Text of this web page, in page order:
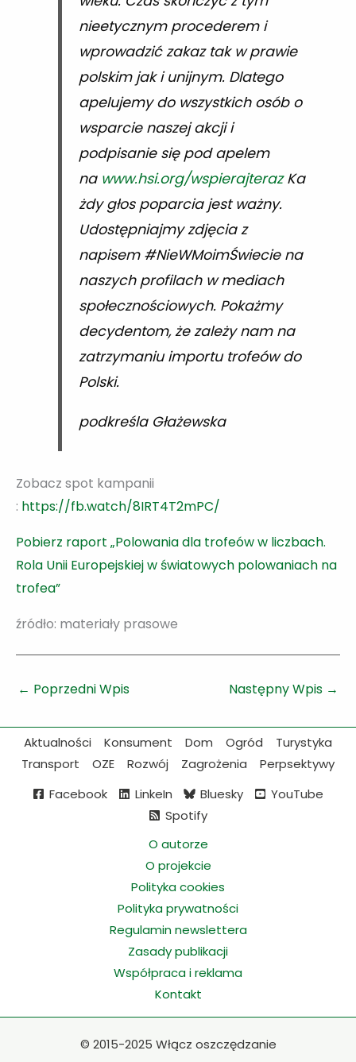
nieetycznym procederem i
wprowadzić zakaz tak w prawie
polskim jak i unijnym. Dlatego
apelujemy do wszystkich osób o
wsparcie naszej akcji i
podpisanie się pod apelem
na www.hsi.org/wspierajterazKa
żdy głos poparcia jest ważny.
Udostępniajmy zdjęcia z
napisem #NieWMoimŚwiecie na
naszych profilach w mediach
społecznościowych. Pokażmy
decydentom, że zależy nam na
zatrzymaniu importu trofeów do
Polski.
podkreśla Głażewska
Zobacz spot kampanii
: https://fb.watch/8IRT4T2mPC/
Pobierz raport „Polowania dla trofeów w liczbach.
Rola Unii Europejskiej w światowych polowaniach na
trofea”
źródło: materiały prasowe
← Poprzedni Wpis Następny Wpis →
Aktualności Konsument Dom Ogród
Turystyka
Transport
OZE Rozwój Zagrożenia
Perpsektywy
Facebook
LinkeIn Bluesky
YouTube
Spotify
O autorze
O projekcie
Polityka cookies
Polityka prywatności
Regulamin newslettera
Zasady publikacji
Współpraca i reklama
Kontakt
© 2015-2025 Włącz oszczędzanie